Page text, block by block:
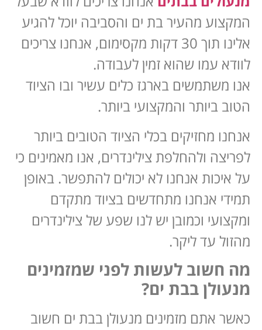
המקצוע מהעיר בת ים והסביבה יוכל להגיע
אלינו תוך 30 דקות מקסימום, אנחנו צריכים
לוודא עמו שהוא זמין לעבודה.
אנו משתמשים בארגז כלים עשיר ובו הציוד
הטוב ביותר והמקצועי ביותר.
אנחנו מחזיקים בכלי הציוד הטובים ביותר
לפריצה ולהחלפת צילינדרים, אנו מאמינים כי
על איכות אנחנו לא יכולים להתפשר. באופן
תמידי אנחנו מתחדשים בציוד מתקדם
ומקצועי וכמובן יש לנו שפע של צילינדרים
מהזול עד ליקר.
מה חשוב לעשות לפני שמזמינים
מנעולן בבת ים?
כאשר אתם מזמינים מנעולן בבת ים חשוב